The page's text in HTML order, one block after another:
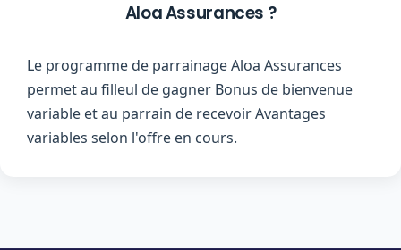
Aloa Assurances ?
Le programme de parrainage Aloa Assurances
permet au filleul de gagner Bonus de bienvenue
variable et au parrain de recevoir Avantages
variables selon l'offre en cours.